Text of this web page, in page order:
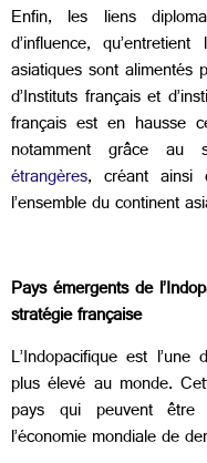
Enfin, les liens
d’influence,
asiatiques sont alimentés
d’Instituts français et
français est en hausse
notamment grâce au
étrangères, créant ainsi
l’ensemble du continent
Pays émergents de
stratégie française
L’Indopacifique est
plus élevé au monde.
pays qui peuvent
l’économie mondiale de